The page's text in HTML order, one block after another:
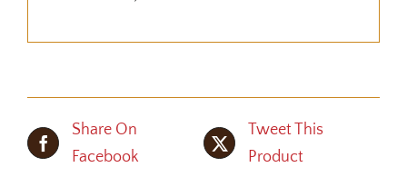
Share On
Facebook
Tweet This
Product